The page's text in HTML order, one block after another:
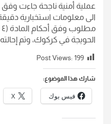
عملية أمنية ناجحة جاءت
الى معلومات استخبارية
الحويجة في كركوك، وتم
Post Views: 199
شارك هذا الموضوع:
فيس بوك X